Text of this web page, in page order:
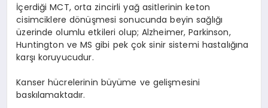
İçerdiği MCT, orta zincirli yağ asitlerinin keton
cisimciklere dönüşmesi sonucunda beyin sağlığı
üzerinde olumlu etkileri olup; Alzheimer, Parkinson,
Huntington ve MS gibi pek çok sinir sistemi hastalığına
karşı koruyucudur.
Kanser hücrelerinin büyüme ve gelişmesini
baskılamaktadır.